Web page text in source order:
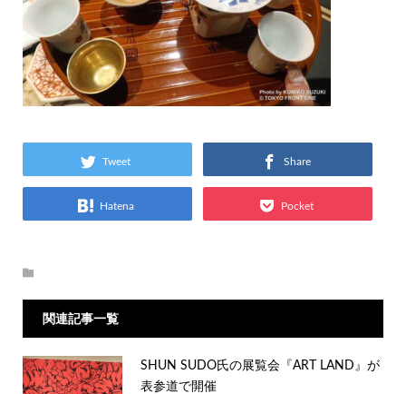
Tweet Share
Hatena Pocket
関連記事一覧
SHUN SUDO氏の展覧会『ART LAND』が
表参道で開催